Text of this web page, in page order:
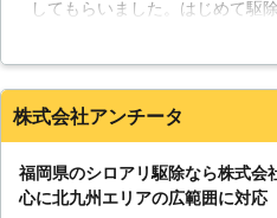
なり
うで
るか
アリ
してもらいました。はじめて駆
ために定期的に来てもらってい
置しているのもよくないことな
って、こちらも勉強になります。
北海道 函館市 2016年11月30日
株式会社アンチータ
福岡県のシロアリ駆除なら株式会
心に北九州エリアの広範囲に対応